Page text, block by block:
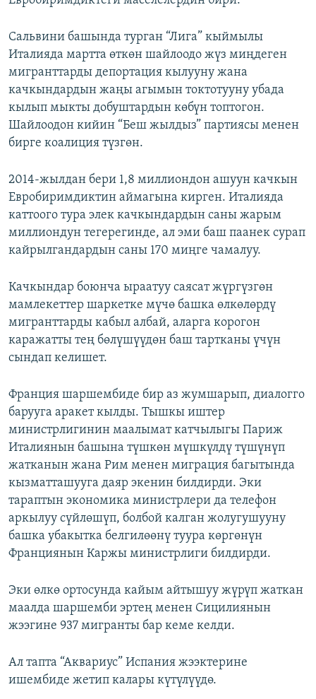
Сальвини башында турган “Лига” кыймылы
Италияда мартта өткөн шайлоодо жүз миңдеген
мигранттарды депортация кылууну жана
качкындардын жаңы агымын токтотууну убада
кылып мыкты добуштардын көбүн топтогон.
Шайлоодон кийин “Беш жылдыз” партиясы менен
бирге коалиция түзгөн.
2014-жылдан бери 1,8 миллиондон ашуун качкын
Евробиримдиктин аймагына кирген. Италияда
каттоого тура элек качкындардын саны жарым
миллиондун тегерегинде, ал эми баш паанек сурап
кайрылгандардын саны 170 миңге чамалуу.
Качкындар боюнча ыраатуу саясат жүргүзгөн
мамлекеттер шаркетке мүчө башка өлкөлөрдү
мигранттарды кабыл албай, аларга корогон
каражатты тең бөлүшүүдөн баш тартканы үчүн
сындап келишет.
Франция шаршембиде бир аз жумшарып, диалогго
барууга аракет кылды. Тышкы иштер
министрлигинин маалымат катчылыгы Париж
Италиянын башына түшкөн мүшкүлдү түшүнүп
жатканын жана Рим менен миграция багытында
кызматташууга даяр экенин билдирди. Эки
тараптын экономика министрлери да телефон
аркылуу сүйлөшүп, болбой калган жолугушууну
башка убакытка белгилөөнү туура көргөнүн
Франциянын Каржы министрлиги билдирди.
Эки өлкө ортосунда кайым айтышуу жүрүп жаткан
маалда шаршемби эртең менен Сицилиянын
жээгине 937 мигранты бар кеме келди.
Ал тапта “Аквариус” Испания жээктерине
ишембиде жетип калары күтүлүүдө.